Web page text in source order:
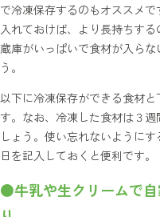
で冷凍保存するのもオススメ
入れておけば、より長持ちす
蔵庫がいっぱいで食材が入ら
う。
以下に冷凍保存ができる食材
す。なお、冷凍した食材は３
しょう。使い忘れないように
日を記入しておくと便利です。
●牛乳や生クリームで